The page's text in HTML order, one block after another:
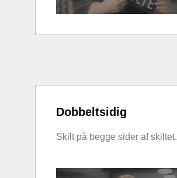
Dobbeltsidig
Skilt på begge sider af skiltet.